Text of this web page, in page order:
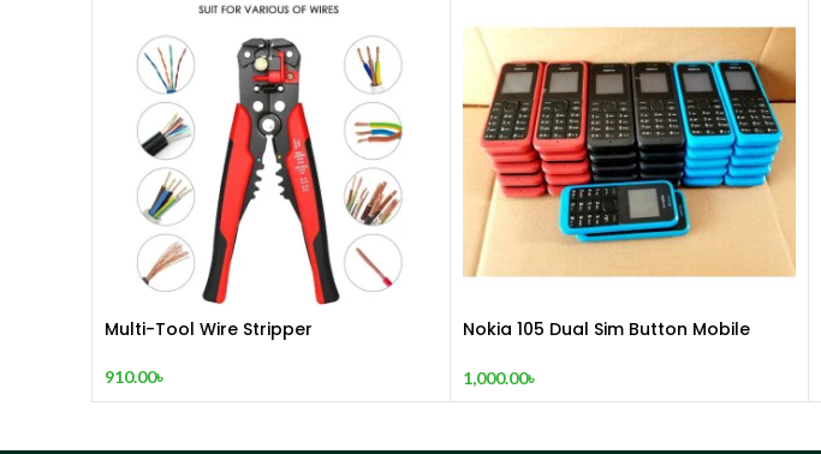
Multi-Tool Wire Stripper
910.00৳
Nokia 105 Dual Sim Button Mobile
1,000.00৳